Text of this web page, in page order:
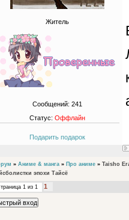
Житель
Сообщений: 241
Статус: Оффлайн
Подарить подарок
» Аниме & манга » Про аниме » Taisho
эпохи Тайсё
1 из 1 1